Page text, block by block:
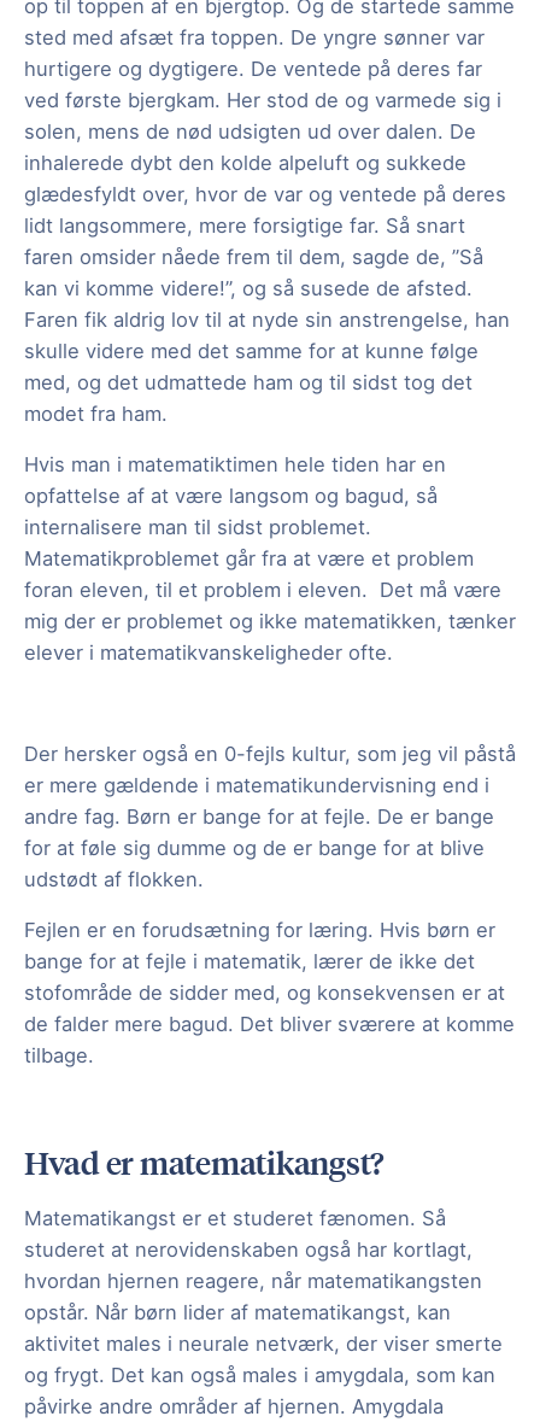
op til toppen af en bjergtop. Og de startede samme
sted med afsæt fra toppen. De yngre sønner var
hurtigere og dygtigere. De ventede på deres far
ved første bjergkam. Her stod de og varmede sig i
solen, mens de nød udsigten ud over dalen. De
inhalerede dybt den kolde alpeluft og sukkede
glædesfyldt over, hvor de var og ventede på deres
lidt langsommere, mere forsigtige far. Så snart
faren omsider nåede frem til dem, sagde de, ”Så
kan vi komme videre!”, og så susede de afsted.
Faren fik aldrig lov til at nyde sin anstrengelse, han
skulle videre med det samme for at kunne følge
med, og det udmattede ham og til sidst tog det
modet fra ham.
Hvis man i matematiktimen hele tiden har en
opfattelse af at være langsom og bagud, så
internalisere man til sidst problemet.
Matematikproblemet går fra at være et problem
foran eleven, til et problem i eleven. Det må være
mig der er problemet og ikke matematikken, tænker
elever i matematikvanskeligheder ofte.
Der hersker også en 0-fejls kultur, som jeg vil påstå
er mere gældende i matematikundervisning end i
andre fag. Børn er bange for at fejle. De er bange
for at føle sig dumme og de er bange for at blive
udstødt af flokken.
Fejlen er en forudsætning for læring. Hvis børn er
bange for at fejle i matematik, lærer de ikke det
stofområde de sidder med, og konsekvensen er at
de falder mere bagud. Det bliver sværere at komme
tilbage.
Hvad er matematikangst?
Matematikangst er et studeret fænomen. Så
studeret at nerovidenskaben også har kortlagt,
hvordan hjernen reagere, når matematikangsten
opstår. Når børn lider af matematikangst, kan
aktivitet males i neurale netværk, der viser smerte
og frygt. Det kan også males i amygdala, som kan
påvirke andre områder af hjernen. Amygdala